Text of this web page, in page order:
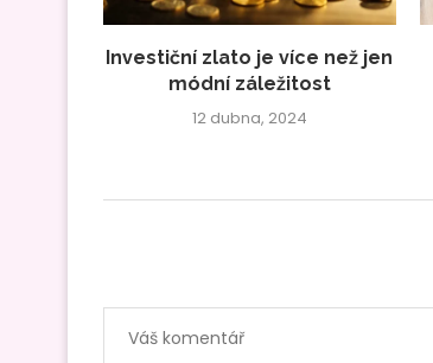
Investiční zlato je více než jen
módní záležitost
12 dubna, 2024